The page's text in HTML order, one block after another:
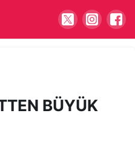
BÜYÜK
DEĞİLDİR!